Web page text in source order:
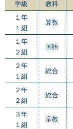
学級 教科
１年
１組
算数
１年
２組
国語
２年
１組
総合
２年
２組
総合
３年
１組
宗教